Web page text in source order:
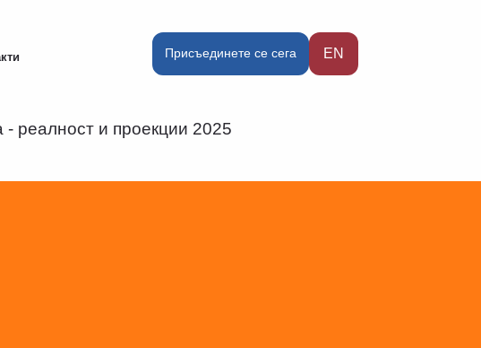
Присъединете се сега EN
реалност и проекции 2025